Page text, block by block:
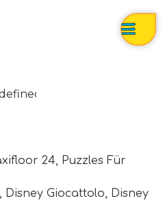
24, Puzzles Für
, Disney Giocattolo, Disney